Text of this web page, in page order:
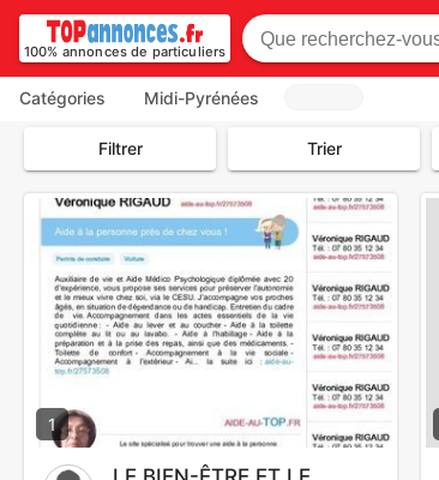
100% annonces de particuliers
Catégories Midi-Pyrénées
Filtrer Trier
1